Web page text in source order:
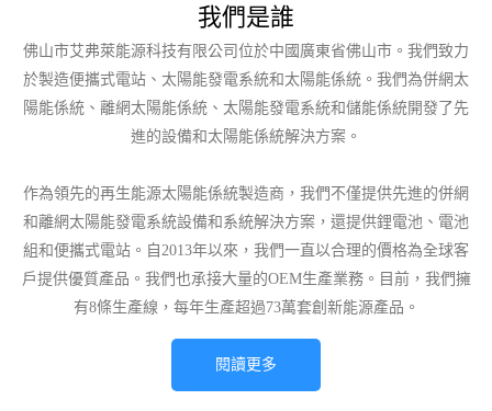
我們是誰
佛山市艾弗萊能源科技有限公司位於中國廣東省佛山市。我們致力
於製造便攜式電站、太陽能發電系統和太陽能係統。我們為併網太
陽能係統、離網太陽能係統、太陽能發電系統和儲能係統開發了先
進的設備和太陽能係統解決方案。
作為領先的再生能源太陽能係統製造商，我們不僅提供先進的併網
和離網太陽能發電系統設備和系統解決方案，還提供鋰電池、電池
組和便攜式電站。自2013年以來，我們一直以合理的價格為全球客
戶提供優質產品。我們也承接大量的OEM生產業務。目前，我們擁
有8條生產線，每年生產超過73萬套創新能源產品。
閱讀更多